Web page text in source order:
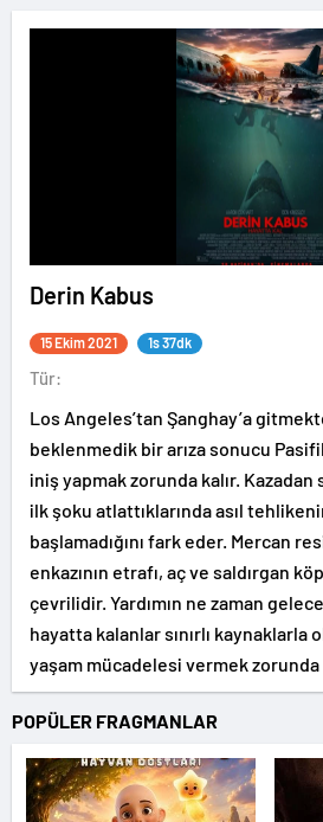
Derin Kabus
15 Ekim 2021 1s 37dk
Tür:
Los Angeles’tan Şanghay’a
beklenmedik bir arıza sonucu
iniş yapmak zorunda kalır.
ilk şoku atlattıklarında asıl
başlamadığını fark eder. Mercan
enkazının etrafı, aç ve saldırgan
çevrilidir. Yardımın ne zaman
hayatta kalanlar sınırlı kaynaklarla
yaşam mücadelesi vermek zorunda
POPÜLER FRAGMANLAR